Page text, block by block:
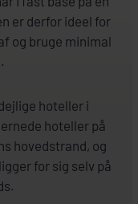
er derfor ideel for
og bruge minimal
hoteller i
hoteller på
hovedstrand, og
for sig selv på